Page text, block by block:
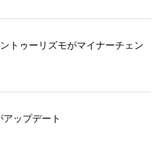
トゥーリズモがマイナーチェン
ップデート